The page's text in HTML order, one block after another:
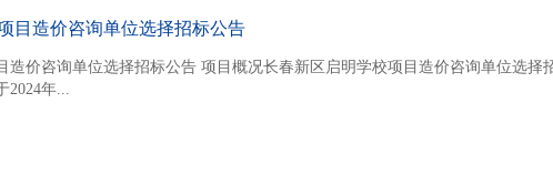
目造价咨询单位选择招标公告
造价咨询单位选择招标公告 项目概况长春新区启明学校项目造价咨询单位选
2024年...